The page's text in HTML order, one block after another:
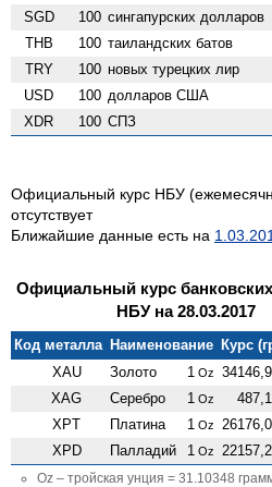
SGD 100 сингапурских долларов
THB 100 таиландских батов
TRY 100 новых турецких лир
USD 100 долларов США
XDR 100 СПЗ
Официальный курс НБУ
отсутствует
Ближайшие данные есть на
Официальный курс
НБУ на 28.03.2017
Код металла Наименование Курс
XAU
Золото 1 Oz
XAG Серебро 1 Oz
XPT Платина 1 Oz
XPD Палладий 1 Oz
Oz – тройская унция = 31.10348